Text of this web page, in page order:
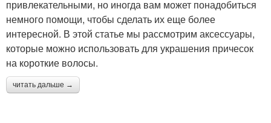
привлекательными, но иногда вам может понадобиться
немного помощи, чтобы сделать их еще более
интересной. В этой статье мы рассмотрим аксессуары,
которые можно использовать для украшения причесок
на короткие волосы.
читать дальше →